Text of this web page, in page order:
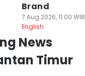
Brand
7 Aug 2026, 11:00 WIB
English
News
Timur